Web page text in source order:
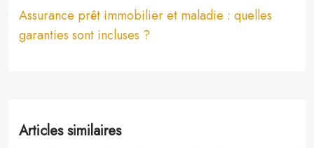
Assurance prêt immobilier et maladie : quelles
garanties sont incluses ?
Articles similaires